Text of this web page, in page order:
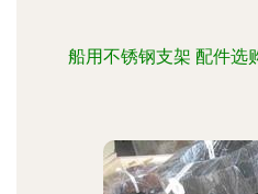
船用不锈钢支架 配件选